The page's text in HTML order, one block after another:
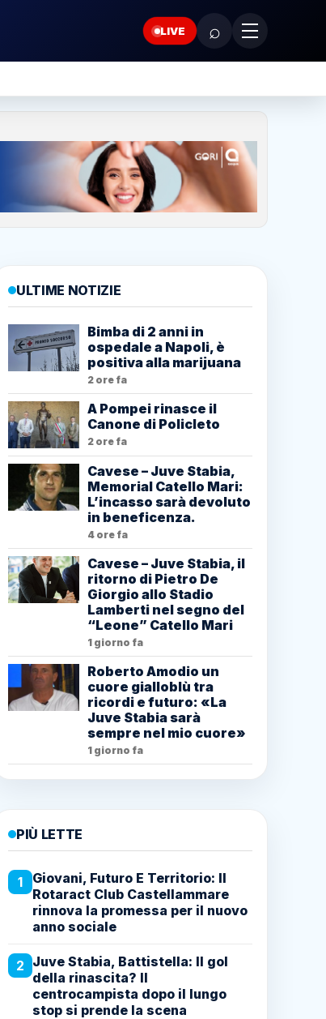
LIVE ⌕
ULTIME NOTIZIE
Bimba di 2 anni in
ospedale a Napoli, è
positiva alla marijuana
2 ore fa
A Pompei rinasce il
Canone di Policleto
2 ore fa
Cavese – Juve Stabia,
Memorial Catello Mari:
L’incasso sarà devoluto
in beneficenza.
4 ore fa
Cavese – Juve Stabia, il
ritorno di Pietro De
Giorgio allo Stadio
Lamberti nel segno del
“Leone” Catello Mari
1 giorno fa
Roberto Amodio un
cuore gialloblù tra
ricordi e futuro: «La
Juve Stabia sarà
sempre nel mio cuore»
1 giorno fa
PIÙ LETTE
1
Giovani, Futuro E Territorio: Il
Rotaract Club Castellammare
rinnova la promessa per il nuovo
anno sociale
2 Juve Stabia, Battistella: Il gol
della rinascita? Il
centrocampista dopo il lungo
stop si prende la scena